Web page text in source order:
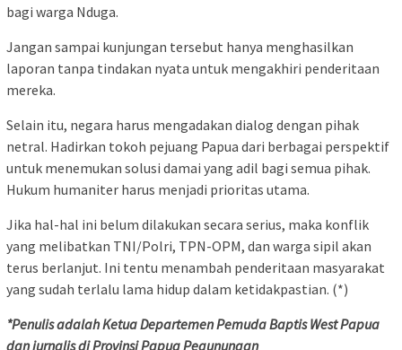
bagi warga Nduga.
Jangan sampai kunjungan tersebut hanya menghasilkan
laporan tanpa tindakan nyata untuk mengakhiri penderitaan
mereka.
Selain itu, negara harus mengadakan dialog dengan pihak
netral. Hadirkan tokoh pejuang Papua dari berbagai perspektif
untuk menemukan solusi damai yang adil bagi semua pihak.
Hukum humaniter harus menjadi prioritas utama.
Jika hal-hal ini belum dilakukan secara serius, maka konflik
yang melibatkan TNI/Polri, TPN-OPM, dan warga sipil akan
terus berlanjut. Ini tentu menambah penderitaan masyarakat
yang sudah terlalu lama hidup dalam ketidakpastian. (*)
*Penulis adalah Ketua Departemen Pemuda Baptis West Papua
dan jurnalis di Provinsi Papua Pegunungan